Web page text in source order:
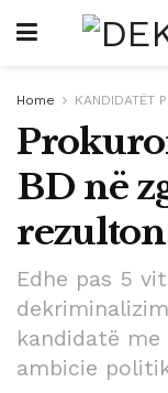
Home KANDIDATËT
BD në
Edhe pas 5
kandidatë
ambicie